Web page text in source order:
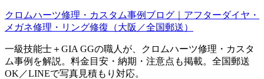
クロムハーツ修理・カスタム事例ブログ｜アフターダイヤ・
メガネ修理・リング修復（大阪／全国郵送）
一級技能士＋GIA GGの職人が、クロムハーツ修理・カスタ
ム事例を解説。料金目安・納期・注意点も掲載。全国郵送
OK／LINEで写真見積もり対応。